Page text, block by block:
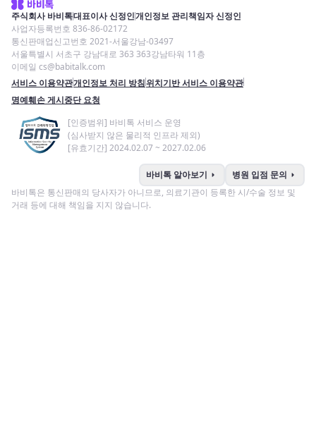
주식회사 바비톡대표이사 신정인개인정보 관리책임자 신정인
사업자등록번호 836-86-02172
통신판매업신고번호 2021-서울강남-03497
서울특별시 서초구 강남대로 363 363강남타워 11층
이메일 cs@babitalk.com
서비스 이용약관개인정보 처리 방침위치기반 서비스 이용약관
명예훼손 게시중단 요청
[인증범위] 바비톡 서비스 운영
(심사받지 않은 물리적 인프라 제외)
[유효기간] 2024.02.07 ~ 2027.02.06
바비톡 알아보기 arrow_right 병원 입점 문의 arrow_right
바비톡은 통신판매의 당사자가 아니므로, 의료기관이 등록한 시/수술 정보 및
거래 등에 대해 책임을 지지 않습니다.